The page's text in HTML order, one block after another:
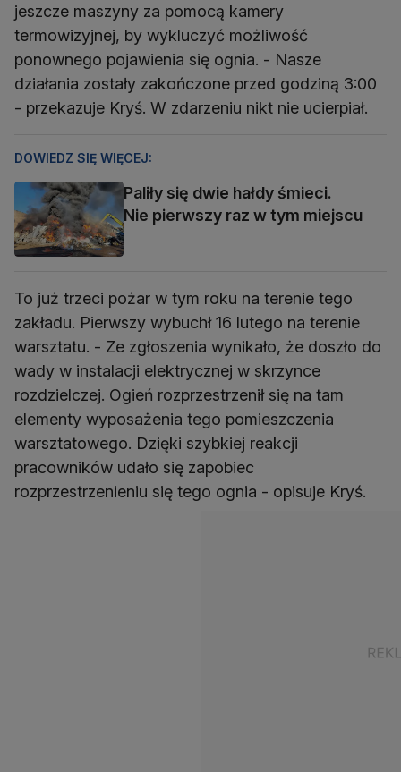
jeszcze maszyny za pomocą kamery
termowizyjnej, by wykluczyć możliwość
ponownego pojawienia się ognia. - Nasze
działania zostały zakończone przed godziną 3:00
- przekazuje Kryś. W zdarzeniu nikt nie ucierpiał.
DOWIEDZ SIĘ WIĘCEJ:
Paliły się dwie hałdy śmieci.
Nie pierwszy raz w tym miejscu
To już trzeci pożar w tym roku na terenie tego
zakładu. Pierwszy wybuchł 16 lutego na terenie
warsztatu. - Ze zgłoszenia wynikało, że doszło do
wady w instalacji elektrycznej w skrzynce
rozdzielczej. Ogień rozprzestrzenił się na tam
elementy wyposażenia tego pomieszczenia
warsztatowego. Dzięki szybkiej reakcji
pracowników udało się zapobiec
rozprzestrzenieniu się tego ognia - opisuje Kryś.